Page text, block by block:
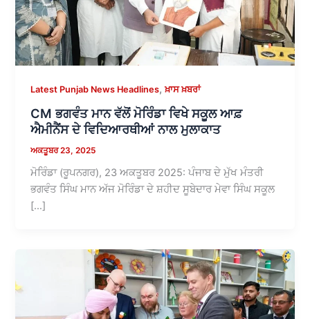
Latest Punjab News Headlines,ਖ਼ਾਸ ਖ਼ਬਰਾਂ
CM ਭਗਵੰਤ ਮਾਨ ਵੱਲੋਂ ਮੋਰਿੰਡਾ ਵਿਖੇ ਸਕੂਲ ਆਫ਼
ਐਮੀਨੈਂਸ ਦੇ ਵਿਦਿਆਰਥੀਆਂ ਨਾਲ ਮੁਲਾਕਾਤ
ਅਕਤੂਬਰ 23, 2025
ਮੋਰਿੰਡਾ (ਰੂਪਨਗਰ), 23 ਅਕਤੂਬਰ 2025: ਪੰਜਾਬ ਦੇ ਮੁੱਖ ਮੰਤਰੀ
ਭਗਵੰਤ ਸਿੰਘ ਮਾਨ ਅੱਜ ਮੋਰਿੰਡਾ ਦੇ ਸ਼ਹੀਦ ਸੂਬੇਦਾਰ ਮੇਵਾ ਸਿੰਘ ਸਕੂਲ
[…]